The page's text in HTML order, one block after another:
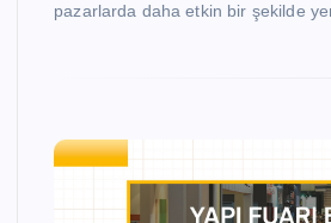
pazarlarda daha etkin bir şekilde